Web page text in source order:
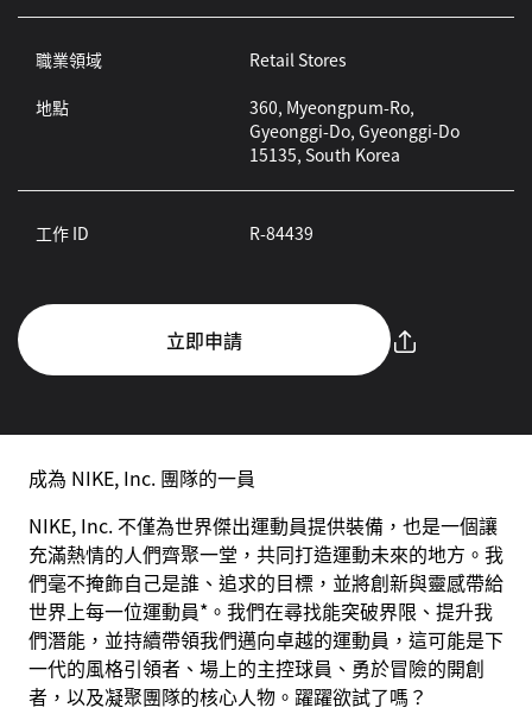
職業領域
Retail Stores
地點
360, Myeongpum-Ro,
Gyeonggi-Do, Gyeonggi-Do
15135, South Korea
工作 ID R-84439
立即申請
成為 NIKE, Inc. 團隊的一員
NIKE, Inc. 不僅為世界傑出運動員提供裝備，也是一個讓
充滿熱情的人們齊聚一堂，共同打造運動未來的地方。我
們毫不掩飾自己是誰、追求的目標，並將創新與靈感帶給
世界上每一位運動員*。我們在尋找能突破界限、提升我
們潛能，並持續帶領我們邁向卓越的運動員，這可能是下
一代的風格引領者、場上的主控球員、勇於冒險的開創
者，以及凝聚團隊的核心人物。躍躍欲試了嗎？